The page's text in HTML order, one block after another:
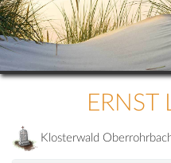
ERNST
Klosterwald